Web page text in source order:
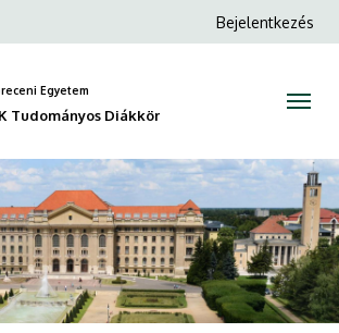
Anonim
Bejelentkezés
Egyetem
Tudományos Diákkör